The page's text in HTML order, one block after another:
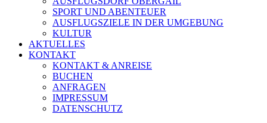
SPORT UND ABENTEUER
AUSFLUGSZIELE IN DER UMGEBUNG
KULTUR
AKTUELLES
KONTAKT
KONTAKT & ANREISE
BUCHEN
ANFRAGEN
IMPRESSUM
DATENSCHUTZ